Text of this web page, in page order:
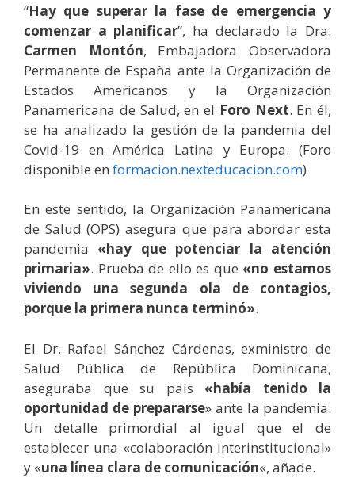
“Hay que superar la fase de emergencia y
comenzar a planificar”, ha declarado la Dra.
Carmen Montón, Embajadora Observadora
Permanente de España ante la Organización de
Estados Americanos y la Organización
Panamericana de Salud, en el Foro Next. En él,
se ha analizado la gestión de la pandemia del
Covid-19 en América Latina y Europa. (Foro
disponible en formacion.nexteducacion.com)
En este sentido, la Organización Panamericana
de Salud (OPS) asegura que para abordar esta
pandemia «hay que potenciar la atención
primaria». Prueba de ello es que «no estamos
viviendo una segunda ola de contagios,
porque la primera nunca terminó».
El Dr. Rafael Sánchez Cárdenas, exministro de
Salud Pública de República Dominicana,
aseguraba que su país «había tenido la
oportunidad de prepararse» ante la pandemia.
Un detalle primordial al igual que el de
establecer una «colaboración interinstitucional»
y «una línea clara de comunicación«, añade.